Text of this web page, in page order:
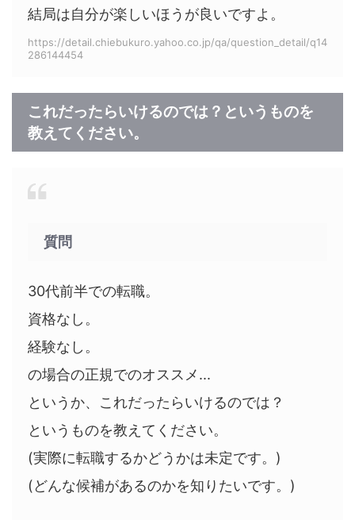
結局は自分が楽しいほうが良いですよ。
https://detail.chiebukuro.yahoo.co.jp/qa/question_detail/q14
286144454
これだったらいけるのでは？というものを
教えてください。
質問
30代前半での転職。
資格なし。
経験なし。
の場合の正規でのオススメ...
というか、これだったらいけるのでは？
というものを教えてください。
(実際に転職するかどうかは未定です。)
(どんな候補があるのかを知りたいです。)